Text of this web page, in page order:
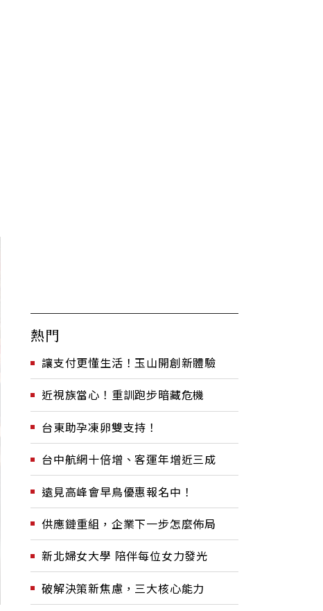
熱門
讓支付更懂生活！玉山開創新體驗
近視族當心！重訓跑步暗藏危機
台東助孕凍卵雙支持！
台中航網十倍增、客運年增近三成
遠見高峰會早鳥優惠報名中！
供應鏈重組，企業下一步怎麼佈局
新北婦女大學 陪伴每位女力發光
破解決策新焦慮，三大核心能力